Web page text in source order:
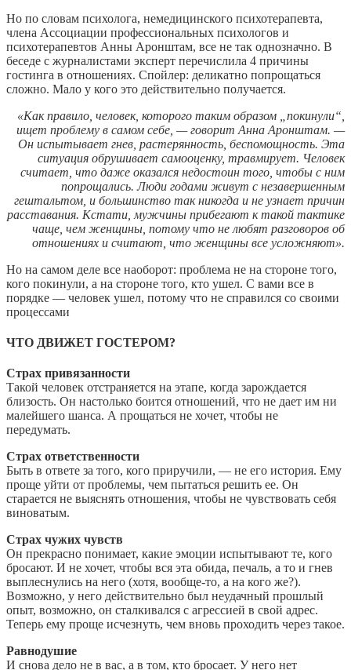
Но по словам психолога, немедицинского психотерапевта,
члена Ассоциации профессиональных психологов и
психотерапевтов Анны Аронштам, все не так однозначно. В
беседе с журналистами эксперт перечислила 4 причины
гостинга в отношениях. Спойлер: деликатно попрощаться
сложно. Мало у кого это действительно получается.
«Как правило, человек, которого таким образом „покинули“,
ищет проблему в самом себе, — говорит Анна Аронштам. —
Он испытывает гнев, растерянность, беспомощность. Эта
ситуация обрушивает самооценку, травмирует. Человек
считает, что даже оказался недостоин того, чтобы с ним
попрощались. Люди годами живут с незавершенным
гештальтом, и большинство так никогда и не узнает причин
расставания. Кстати, мужчины прибегают к такой тактике
чаще, чем женщины, потому что не любят разговоров об
отношениях и считают, что женщины все усложняют».
Но на самом деле все наоборот: проблема не на стороне того,
кого покинули, а на стороне того, кто ушел. С вами все в
порядке — человек ушел, потому что не справился со своими
процессами
ЧТО ДВИЖЕТ ГОСТЕРОМ?
Страх привязанности
Такой человек отстраняется на этапе, когда зарождается
близость. Он настолько боится отношений, что не дает им ни
малейшего шанса. А прощаться не хочет, чтобы не
передумать.
Страх ответственности
Быть в ответе за того, кого приручили, — не его история. Ему
проще уйти от проблемы, чем пытаться решить ее. Он
старается не выяснять отношения, чтобы не чувствовать себя
виноватым.
Страх чужих чувств
Он прекрасно понимает, какие эмоции испытывают те, кого
бросают. И не хочет, чтобы вся эта обида, печаль, а то и гнев
выплеснулись на него (хотя, вообще-то, а на кого же?).
Возможно, у него действительно был неудачный прошлый
опыт, возможно, он сталкивался с агрессией в свой адрес.
Теперь ему проще исчезнуть, чем вновь проходить через такое.
Равнодушие
И снова дело не в вас, а в том, кто бросает. У него нет